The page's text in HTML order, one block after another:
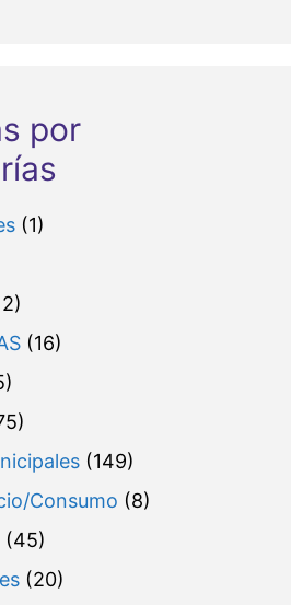
por
(1)
(16)
(149)
Consumo (8)
(45)
(20)